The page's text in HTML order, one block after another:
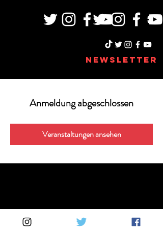
NEWSLETTER
Anmeldung abgeschlossen
Veranstaltungen ansehen